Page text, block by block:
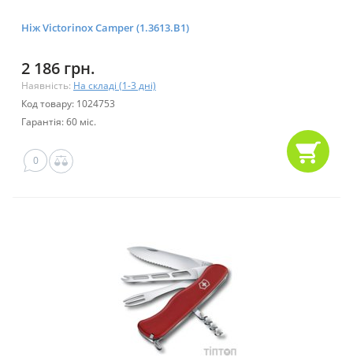
Ніж Victorinox Camper (1.3613.B1)
2 186 грн.
Наявність: На складі (1-3 дні)
Код товару: 1024753
Гарантія: 60 міс.
0